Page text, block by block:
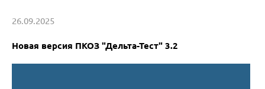
26.09.2025
Новая версия ПКОЗ "Дельта-Тест" 3.2